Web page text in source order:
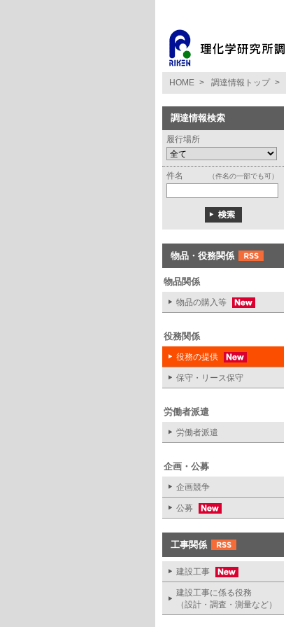
HOME > 調達情報トップ >
調達情報検索
履行場所
件名 （件名の一部でも可）
物品・役務関係
物品関係
物品の購入等
役務関係
役務の提供
保守・リース保守
労働者派遣
労働者派遣
企画・公募
企画競争
公募
工事関係
建設工事
建設工事に係る役務
（設計・調査・測量など）